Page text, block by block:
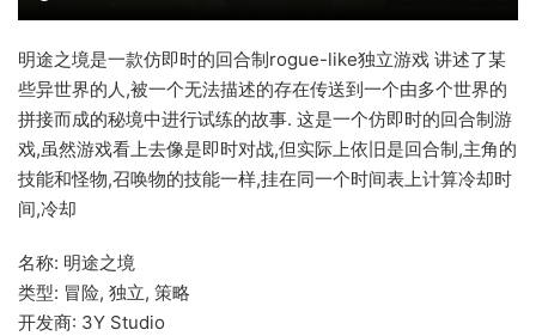
明途之境是一款仿即时的回合制rogue-like独立游戏 讲述了某
些异世界的人,被一个无法描述的存在传送到一个由多个世界的
拼接而成的秘境中进行试练的故事. 这是一个仿即时的回合制游
戏,虽然游戏看上去像是即时对战,但实际上依旧是回合制,主角的
技能和怪物,召唤物的技能一样,挂在同一个时间表上计算冷却时
间,冷却
名称: 明途之境
类型: 冒险, 独立, 策略
开发商: 3Y Studio